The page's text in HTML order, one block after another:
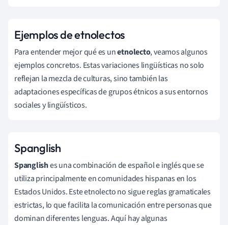
Ejemplos de etnolectos
Para entender mejor qué es unetnolecto, veamos algunos
ejemplos concretos. Estas variaciones lingüísticas no solo
reflejan la mezcla de culturas, sino también las
adaptaciones específicas de grupos étnicos a sus entornos
sociales y lingüísticos.
Spanglish
Spanglishes una combinación de español e inglés que se
utiliza principalmente en comunidades hispanas en los
Estados Unidos. Este etnolecto no sigue reglas gramaticales
estrictas, lo que facilita la comunicación entre personas que
dominan diferentes lenguas. Aquí hay algunas